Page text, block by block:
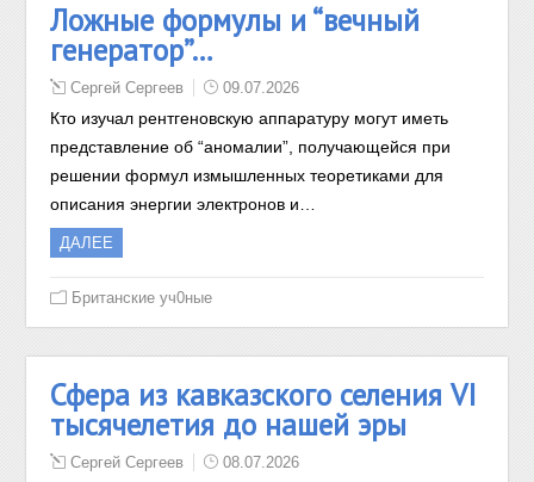
Ложные формулы и “вечный
генератор”…
Сергей Сергеев 09.07.2026
Кто изучал рентгеновскую аппаратуру могут иметь
представление об “аномалии”, получающейся при
решении формул измышленных теоретиками для
описания энергии электронов и…
ДАЛЕЕ
Британские уч0ные
Сфера из кавказского селения VI
тысячелетия до нашей эры
Сергей Сергеев 08.07.2026